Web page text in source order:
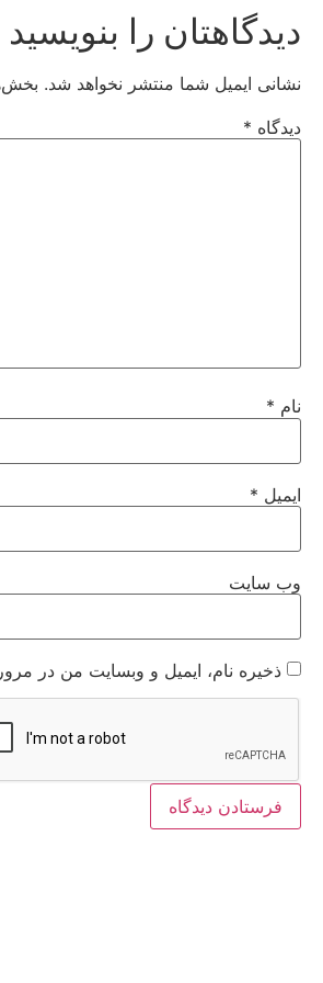
دیدگاهتان را بنویسید
نشانی ایمیل شما منتشر نخواهد شد.
دیدگاه *
نام *
ایمیل *
وب‌ سایت
ذخیره نام، ایمیل و وبسایت من در